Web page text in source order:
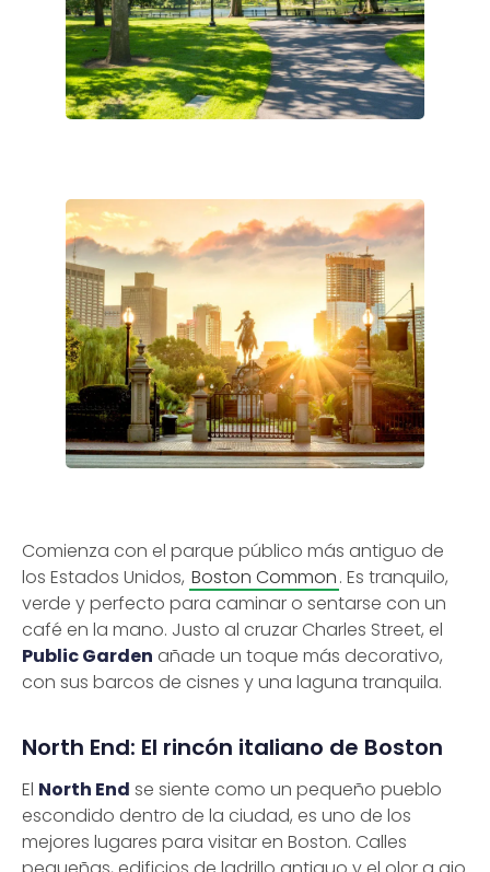
Comienza con el parque público más antiguo de
los Estados Unidos, Boston Common. Es tranquilo,
verde y perfecto para caminar o sentarse con un
café en la mano. Justo al cruzar Charles Street, el
Public Garden añade un toque más decorativo,
con sus barcos de cisnes y una laguna tranquila.
North End: El rincón italiano de Boston
El North End se siente como un pequeño pueblo
escondido dentro de la ciudad, es uno de los
mejores lugares para visitar en Boston. Calles